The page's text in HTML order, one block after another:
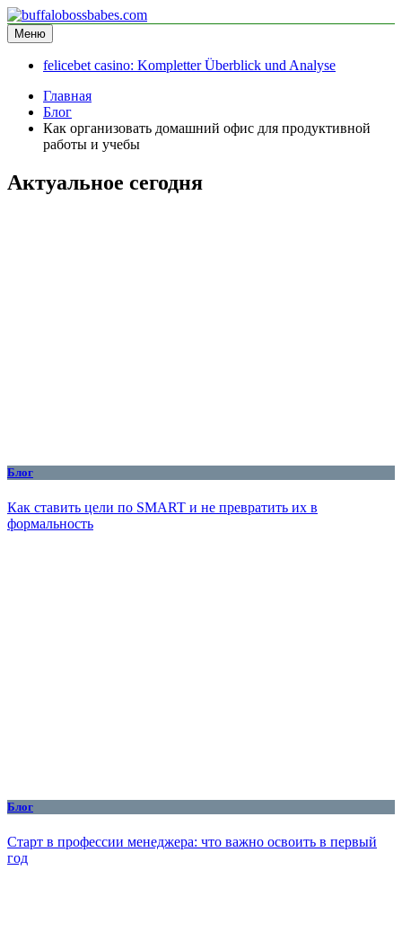
Перейти
к
содержимому
buffalobossbabes.com
информационный сайт
Меню
felicebet casino: Kompletter Überblick und Analyse
Главная
Блог
Как организовать домашний офис для продуктивной
работы и учебы
Актуальное сегодня
Блог
Как ставить цели по SMART и не превратить их в
формальность
Блог
Старт в профессии менеджера: что важно освоить в первый
год